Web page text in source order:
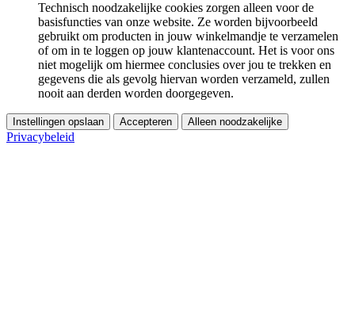
Technisch noodzakelijke cookies zorgen alleen voor de
basisfuncties van onze website. Ze worden bijvoorbeeld
gebruikt om producten in jouw winkelmandje te verzamelen
of om in te loggen op jouw klantenaccount. Het is voor ons
niet mogelijk om hiermee conclusies over jou te trekken en
gegevens die als gevolg hiervan worden verzameld, zullen
nooit aan derden worden doorgegeven.
Instellingen opslaan Accepteren Alleen noodzakelijke
Privacybeleid